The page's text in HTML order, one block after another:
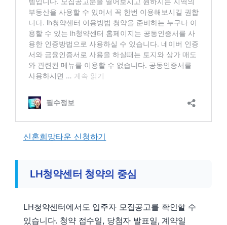
신혼희망타운 신청하기
LH청약센터 청약의 중심
LH청약센터에서도 입주자 모집공고를 확인할 수
있습니다. 청약 접수일, 당첨자 발표일, 계약일